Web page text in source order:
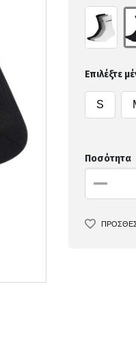
Επιλέξτε
S
Ποσότητα